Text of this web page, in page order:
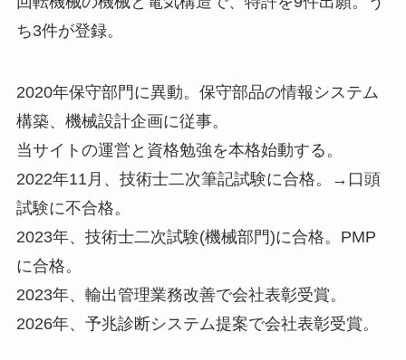
ち3件が登録。
2020年保守部門に異動。保守部品の情報システム
構築、機械設計企画に従事。
当サイトの運営と資格勉強を本格始動する。
2022年11月、技術士二次筆記試験に合格。→口頭
試験に不合格。
2023年、技術士二次試験(機械部門)に合格。PMP
に合格。
2023年、輸出管理業務改善で会社表彰受賞。
2026年、予兆診断システム提案で会社表彰受賞。